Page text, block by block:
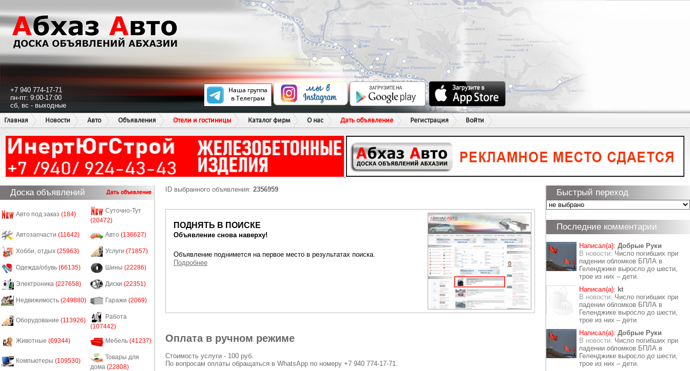
+7 940 774-17-71
пн-пт: 9:00-17:00
сб, вс - выходные
Главная
Новости Авто Объявления Отели и гостиницы Каталог фирм О нас Дать объявление Регистрация Войти
Доска объявлений Дать объявление
Авто под заказ (184)
Суточно-Тут
(20472)
Автозапчасти (11642) Авто (136627)
Хобби, отдых (25963) Услуги (71857)
Одежда/обувь (66135) Шины (22286)
Электроника (227658) Диски (22351)
Недвижимость (249880) Гаражи (2069)
Оборудование (113926)
Работа
(107442)
Животные (69344) Мебель (41237)
Компьютеры (109530)
Товары для
дома (22808)
ID выбранного объявления: 2356959
ПОДНЯТЬ В ПОИСКЕ
Объявление снова наверху!
Объявление поднимется на первое место в результатах поиска.
Подробнее
Оплата в ручном режиме
Стоимость услуги - 100 руб.
По вопросам оплаты обращаться в WhatsApp по номеру +7 940 774-17-71.
Быстрый переход
Последние комментарии
Написал(а): Добрые Руки
В новости: Число погибших при
падении обломков БПЛА в
Геленджике выросло до шести,
трое из них – дети.
Написал(а): kt
В новости: Число погибших при
падении обломков БПЛА в
Геленджике выросло до шести,
трое из них – дети.
Написал(а): Добрые Руки
В новости: Число погибших при
падении обломков БПЛА в
Геленджике выросло до шести,
трое из них – дети.